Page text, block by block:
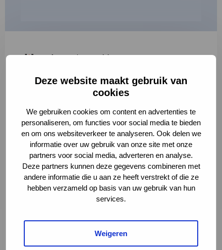
Deze website maakt gebruik van
cookies
We gebruiken cookies om content en advertenties te
personaliseren, om functies voor social media te bieden
en om ons websiteverkeer te analyseren. Ook delen we
informatie over uw gebruik van onze site met onze
partners voor social media, adverteren en analyse.
Deze partners kunnen deze gegevens combineren met
andere informatie die u aan ze heeft verstrekt of die ze
hebben verzameld op basis van uw gebruik van hun
services.
Weigeren
"*" geeft vereiste velden aan
2
Volledige omschrijving*